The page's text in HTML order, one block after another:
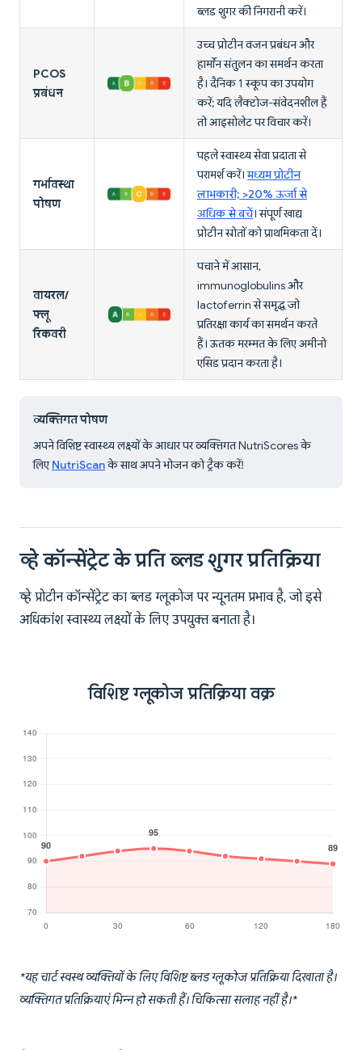
ब्लड शुगर की निगरानी करें।
PCOS
प्रबंधन
उच्च प्रोटीन वजन प्रबंधन और
हार्मोन संतुलन का समर्थन करता
है। दैनिक 1 स्कूप का उपयोग
करें; यदि लैक्टोज-संवेदनशील हैं
तो आइसोलेट पर विचार करें।
गर्भावस्था
पोषण
पहले स्वास्थ्य सेवा प्रदाता से
परामर्श करें।मध्यम प्रोटीन
लाभकारी; >20% ऊर्जा से
अधिक से बचें। संपूर्ण खाद्य
प्रोटीन स्रोतों को प्राथमिकता दें।
वायरल/
फ्लू
रिकवरी
पचाने में आसान,
immunoglobulins और
lactoferrin से समृद्ध जो
प्रतिरक्षा कार्य का समर्थन करते
हैं। ऊतक मरम्मत के लिए अमीनो
एसिड प्रदान करता है।
व्यक्तिगत पोषण
अपने विशिष्ट स्वास्थ्य लक्ष्यों के आधार पर व्यक्तिगत NutriScores के
लिए NutriScanके साथ अपने भोजन को ट्रैक करें!
व्हे कॉन्सेंट्रेट के प्रति ब्लड शुगर प्रतिक्रिया
व्हे प्रोटीन कॉन्सेंट्रेट का ब्लड ग्लूकोज पर न्यूनतम प्रभाव है, जो इसे
अधिकांश स्वास्थ्य लक्ष्यों के लिए उपयुक्त बनाता है।
विशिष्ट ग्लूकोज प्रतिक्रिया वक्र
*यह चार्ट स्वस्थ व्यक्तियों के लिए विशिष्ट ब्लड ग्लूकोज प्रतिक्रिया दिखाता है।
व्यक्तिगत प्रतिक्रियाएं भिन्न हो सकती हैं। चिकित्सा सलाह नहीं है।*